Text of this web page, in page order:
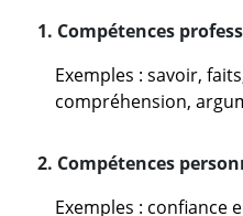
1. Compétences
Exemples : savoir,
compréhension,
2. Compétences
Exemples : confiance